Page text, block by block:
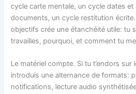
cycle carte mentale, un cycle dates
documents, un cycle restitution
objectifs crée une étanchéité utile: tu
travailles, pourquoi, et comment tu
Le matériel compte. Si tu t’endors sur
introduis une alternance de formats:
notifications, lecture audio